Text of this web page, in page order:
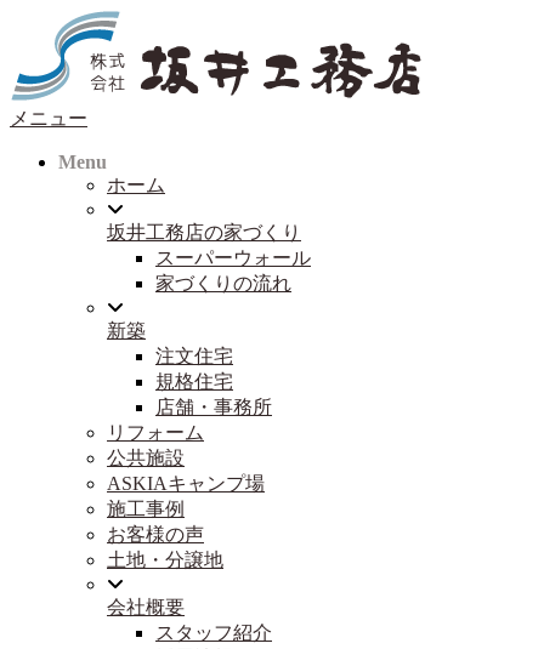
テ
ン
ツ
メニュー
Menu
ホーム
坂井工務店の家づくり
スーパーウォール
家づくりの流れ
新築
注文住宅
規格住宅
店舗・事務所
リフォーム
公共施設
ASKIAキャンプ場
施工事例
お客様の声
土地・分譲地
会社概要
スタッフ紹介